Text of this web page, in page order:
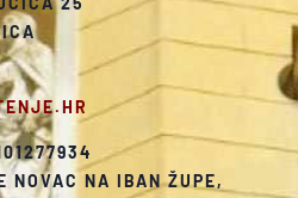
NOVAC NA IBAN ŽUPE,